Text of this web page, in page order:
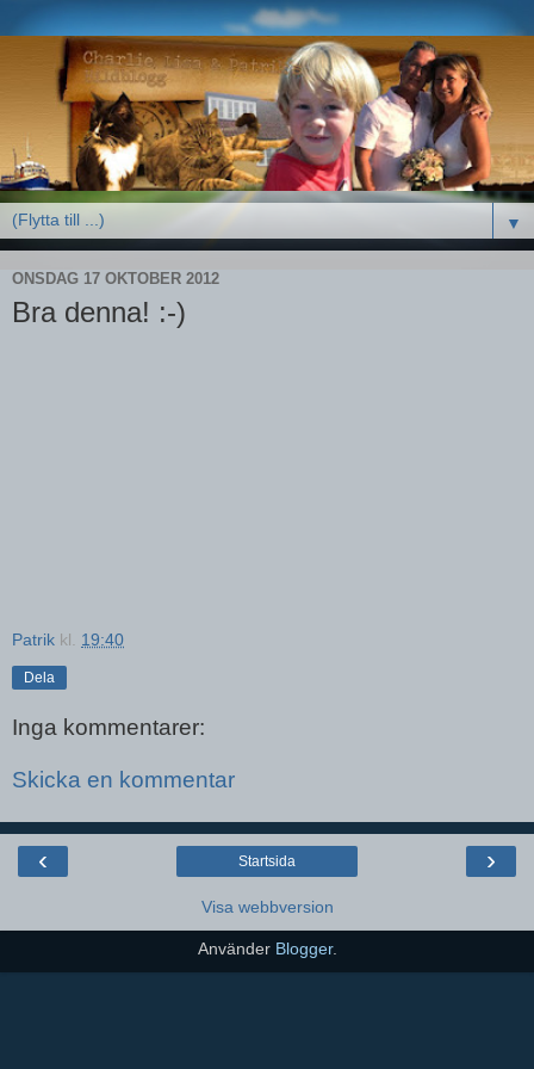
▼
ONSDAG 17 OKTOBER 2012
Bra denna! :-)
Patrik kl. 19:40
Dela
Inga kommentarer:
Skicka en kommentar
‹ ›
Startsida
Visa webbversion
Använder Blogger.